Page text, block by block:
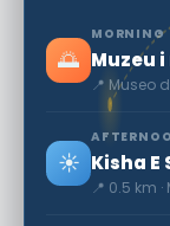
🌅
MORNING
Muzeu
📍 Museo
☀️ Kisha
📍 0.5 km